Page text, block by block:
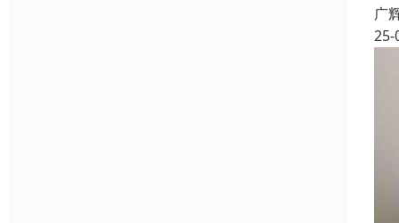
广
25-